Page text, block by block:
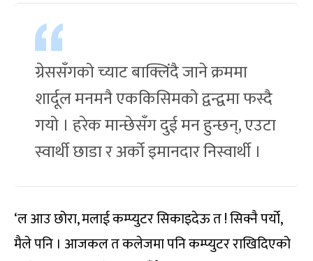
ग्रेससँगको च्याट बाक्लिंदै जाने क्रममा
शार्दूल मनमनै एककिसिमको द्वन्द्वमा फस्दै
गयो । हरेक मान्छेसँग दुई मन हुन्छन्, एउटा
स्वार्थी छाडा र अर्को इमानदार निस्वार्थी ।
‘ल आउ छोरा, मलाई कम्प्युटर सिकाइदेऊ त ! सिक्नै पर्यो,
मैले पनि । आजकल त कलेजमा पनि कम्प्युटर राखिदिएको